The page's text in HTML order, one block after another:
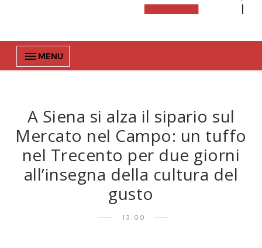
MENU
A Siena si alza il sipario sul
Mercato nel Campo: un tuffo
nel Trecento per due giorni
all’insegna della cultura del
gusto
13:00